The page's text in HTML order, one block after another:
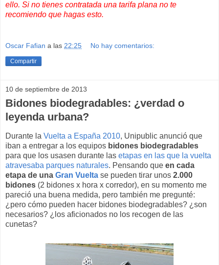
ello. Si no tienes contratada una tarifa plana no te
recomiendo que hagas esto.
Oscar Fafian a las 22:25 No hay comentarios:
Compartir
10 de septiembre de 2013
Bidones biodegradables: ¿verdad o
leyenda urbana?
Durante la Vuelta a España 2010, Unipublic anunció que
iban a entregar a los equipos bidones biodegradables
para que los usasen durante las etapas en las que la vuelta
atravesaba parques naturales. Pensando que en cada
etapa de una Gran Vuelta se pueden tirar unos 2.000
bidones (2 bidones x hora x corredor), en su momento me
pareció una buena medida, pero también me pregunté:
¿pero cómo pueden hacer bidones biodegradables? ¿son
necesarios? ¿los aficionados no los recogen de las
cunetas?